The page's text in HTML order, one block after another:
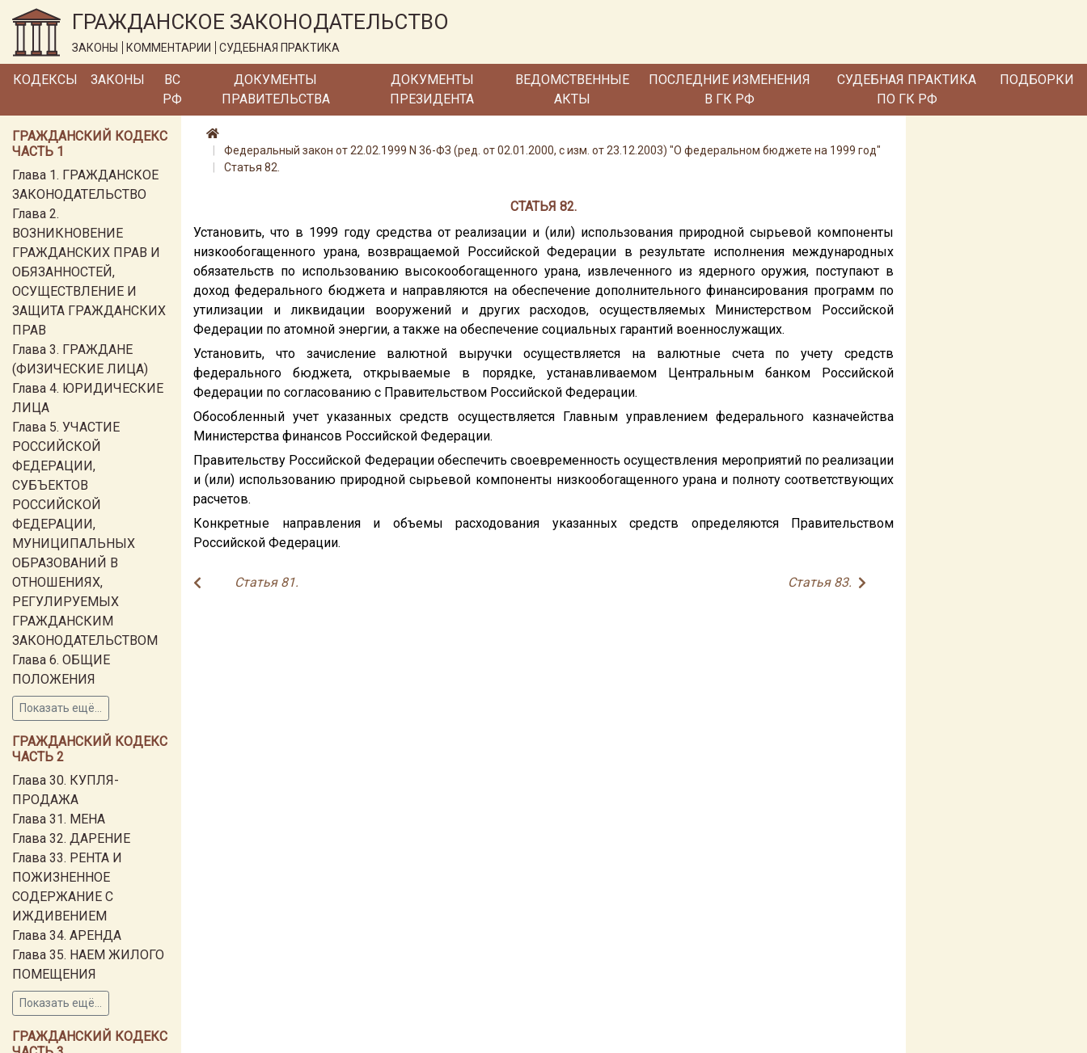
ГРАЖДАНСКОЕ ЗАКОНОДАТЕЛЬСТВО
ЗАКОНЫ КОММЕНТАРИИ СУДЕБНАЯ ПРАКТИКА
КОДЕКСЫ ЗАКОНЫ
ВС
РФ
ДОКУМЕНТЫ
ПРАВИТЕЛЬСТВА
ДОКУМЕНТЫ
ПРЕЗИДЕНТА
ВЕДОМСТВЕННЫЕ
АКТЫ
ПОСЛЕДНИЕ ИЗМЕНЕНИЯ
В ГК РФ
СУДЕБНАЯ ПРАКТИКА
ПО ГК РФ
ПОДБОРКИ
ГРАЖДАНСКИЙ КОДЕКС
ЧАСТЬ 1
Глава 1. ГРАЖДАНСКОЕ
ЗАКОНОДАТЕЛЬСТВО
Глава 2.
ВОЗНИКНОВЕНИЕ
ГРАЖДАНСКИХ ПРАВ И
ОБЯЗАННОСТЕЙ,
ОСУЩЕСТВЛЕНИЕ И
ЗАЩИТА ГРАЖДАНСКИХ
ПРАВ
Глава 3. ГРАЖДАНЕ
(ФИЗИЧЕСКИЕ ЛИЦА)
Глава 4. ЮРИДИЧЕСКИЕ
ЛИЦА
Глава 5. УЧАСТИЕ
РОССИЙСКОЙ
ФЕДЕРАЦИИ,
СУБЪЕКТОВ
РОССИЙСКОЙ
ФЕДЕРАЦИИ,
МУНИЦИПАЛЬНЫХ
ОБРАЗОВАНИЙ В
ОТНОШЕНИЯХ,
РЕГУЛИРУЕМЫХ
ГРАЖДАНСКИМ
ЗАКОНОДАТЕЛЬСТВОМ
Глава 6. ОБЩИЕ
ПОЛОЖЕНИЯ
Показать ещё...
ГРАЖДАНСКИЙ КОДЕКС
ЧАСТЬ 2
Глава 30. КУПЛЯ-
ПРОДАЖА
Глава 31. МЕНА
Глава 32. ДАРЕНИЕ
Глава 33. РЕНТА И
ПОЖИЗНЕННОЕ
СОДЕРЖАНИЕ С
ИЖДИВЕНИЕМ
Глава 34. АРЕНДА
Глава 35. НАЕМ ЖИЛОГО
ПОМЕЩЕНИЯ
Показать ещё...
ГРАЖДАНСКИЙ КОДЕКС
Федеральный закон от 22.02.1999 N 36-ФЗ (ред. от 02.01.2000, с изм. от 23.12.2003) "О федеральном бюджете на 1999 год"
Статья 82.
СТАТЬЯ 82.
Установить, что в 1999 году средства от реализации и (или) использования природной сырьевой компоненты
низкообогащенного урана, возвращаемой Российской Федерации в результате исполнения международных
обязательств по использованию высокообогащенного урана, извлеченного из ядерного оружия, поступают в
доход федерального бюджета и направляются на обеспечение дополнительного финансирования программ по
утилизации и ликвидации вооружений и других расходов, осуществляемых Министерством Российской
Федерации по атомной энергии, а также на обеспечение социальных гарантий военнослужащих.
Установить, что зачисление валютной выручки осуществляется на валютные счета по учету средств
федерального бюджета, открываемые в порядке, устанавливаемом Центральным банком Российской
Федерации по согласованию с Правительством Российской Федерации.
Обособленный учет указанных средств осуществляется Главным управлением федерального казначейства
Министерства финансов Российской Федерации.
Правительству Российской Федерации обеспечить своевременность осуществления мероприятий по реализации
и (или) использованию природной сырьевой компоненты низкообогащенного урана и полноту соответствующих
расчетов.
Конкретные направления и объемы расходования указанных средств определяются Правительством
Российской Федерации.
Статья 81. Статья 83.